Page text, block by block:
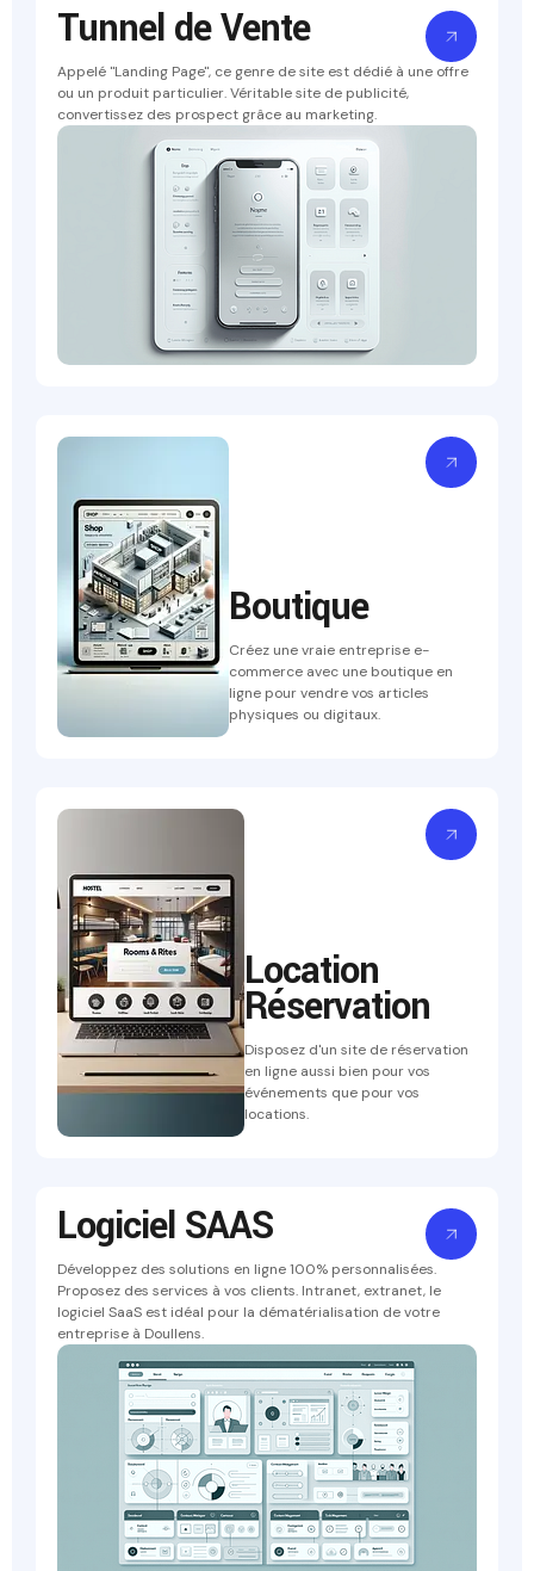
Tunnel de Vente
Appelé "Landing Page", ce genre de site est dédié à une offre
ou un produit particulier. Véritable site de publicité,
convertissez des prospect grâce au marketing.
Boutique
Créez une vraie entreprise e-
commerce avec une boutique en
ligne pour vendre vos articles
physiques ou digitaux.
Location
Réservation
Disposez d'un site de réservation
en ligne aussi bien pour vos
événements que pour vos
locations.
Logiciel SAAS
Développez des solutions en ligne 100% personnalisées.
Proposez des services à vos clients. Intranet, extranet, le
logiciel SaaS est idéal pour la dématérialisation de votre
entreprise à Doullens.